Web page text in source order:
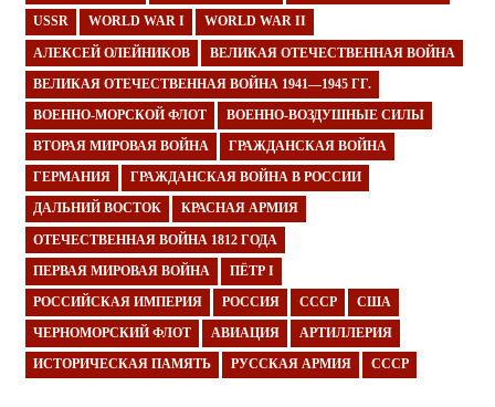
USSR WORLD WAR I WORLD WAR II
АЛЕКСЕЙ ОЛЕЙНИКОВ ВЕЛИКАЯ ОТЕЧЕСТВЕННАЯ ВОЙНА
ВЕЛИКАЯ ОТЕЧЕСТВЕННАЯ ВОЙНА 1941—1945 ГГ.
ВОЕННО-МОРСКОЙ ФЛОТ ВОЕННО-ВОЗДУШНЫЕ СИЛЫ
ВТОРАЯ МИРОВАЯ ВОЙНА ГРАЖДАНСКАЯ ВОЙНА
ГЕРМАНИЯ ГРАЖДАНСКАЯ ВОЙНА В РОССИИ
ДАЛЬНИЙ ВОСТОК КРАСНАЯ АРМИЯ
ОТЕЧЕСТВЕННАЯ ВОЙНА 1812 ГОДА
ПЕРВАЯ МИРОВАЯ ВОЙНА ПЁТР I
РОССИЙСКАЯ ИМПЕРИЯ РОССИЯ СССР США
ЧЕРНОМОРСКИЙ ФЛОТ АВИАЦИЯ АРТИЛЛЕРИЯ
ИСТОРИЧЕСКАЯ ПАМЯТЬ РУССКАЯ АРМИЯ СССР